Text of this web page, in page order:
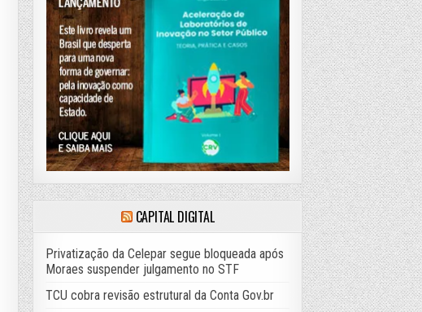
CAPITAL DIGITAL
Privatização da Celepar segue bloqueada após
Moraes suspender julgamento no STF
TCU cobra revisão estrutural da Conta Gov.br